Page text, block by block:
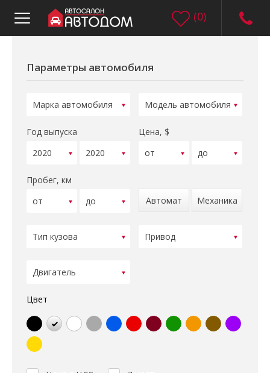
(0)
Параметры автомобиля
Год выпуска Цена, $
Пробег, км
Автомат
Механика
Цвет